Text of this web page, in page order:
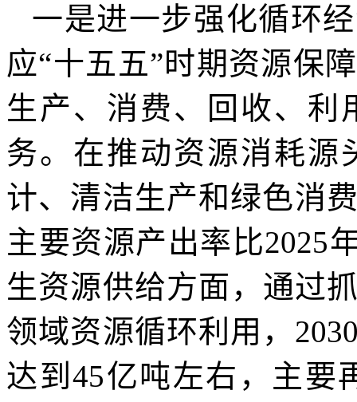
一是进一步强化循环
应“十五五”时期资源保
生产、消费、回收、利
务。在推动资源消耗源
计、清洁生产和绿色消
主要资源产出率比2025
生资源供给方面，通过
领域资源循环利用，
达到45亿吨左右，主要